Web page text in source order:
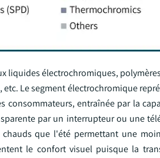
liquides électrochromiques,
Le segment électrochromique
consommateurs, entraînée par la
par un interrupteur ou une
que l'été permettant une
le confort visuel puisque la